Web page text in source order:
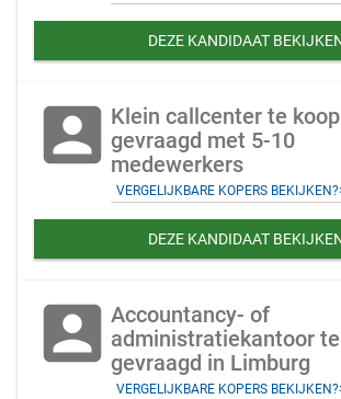
DEZE KANDIDAAT
account_box Klein callcenter te koop
gevraagd met 5-10
medewerkers
VERGELIJKBARE KOPERS
DEZE KANDIDAAT
account_box Accountancy- of
administratiekantoor
gevraagd in Limburg
VERGELIJKBARE KOPERS